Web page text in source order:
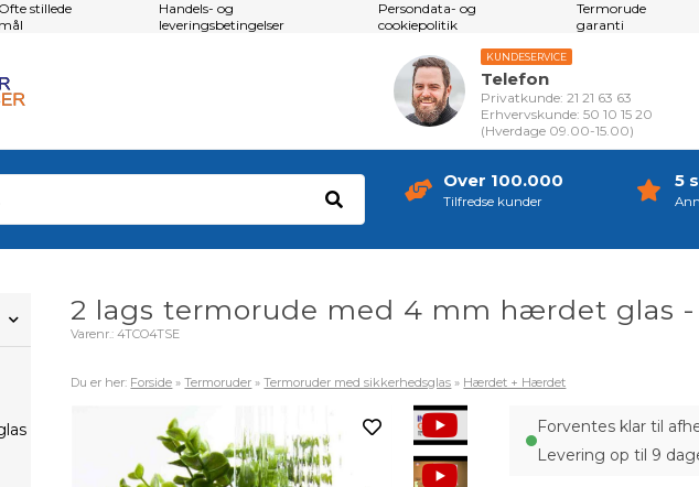
stillede
Handels- og
leveringsbetingelser
Persondata- og
cookiepolitik
Termorude
garanti
KUNDESERVICE
Telefon
Privatkunde: 21 21 63 63
Erhvervskunde: 50 10 15 20
(Hverdage 09.00-15.00)
Over 100.000
Tilfredse kunder
5
2 lags termorude med 4 mm hærdet glas -
Varenr.:4TCO4TSE
Du er her: Forside »Termoruder »Termoruder med sikkerhedsglas » Hærdet + Hærdet
Forventes klar til
Levering op til 9